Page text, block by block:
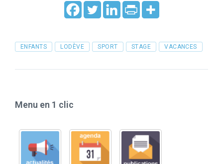
Tags
ENFANTS LODÈVE SPORT STAGE VACANCES
Menu en 1 clic